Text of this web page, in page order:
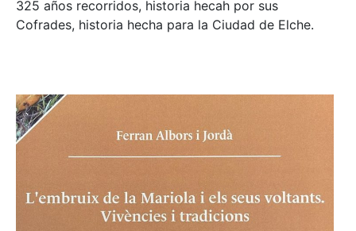
325 años recorridos, historia hecah por sus
Cofrades, historia hecha para la Ciudad de Elche.